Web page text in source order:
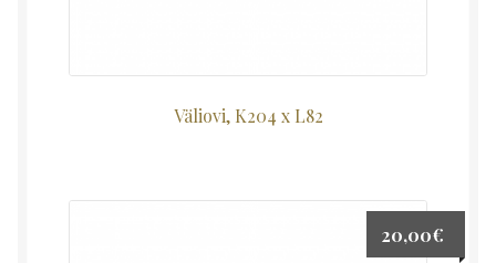
Väliovi, K204 x L82
20,00€